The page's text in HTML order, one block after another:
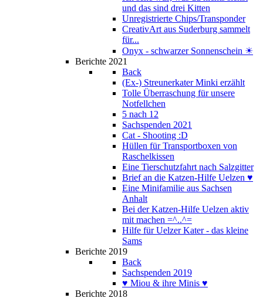
und das sind drei Kitten
Unregistrierte Chips/Transponder
CreativArt aus Suderburg sammelt
für...
Onyx - schwarzer Sonnenschein ☀
Berichte 2021
Back
(Ex-) Streunerkater Minki erzählt
Tolle Überraschung für unsere
Notfellchen
5 nach 12
Sachspenden 2021
Cat - Shooting :D
Hüllen für Transportboxen von
Raschelkissen
Eine Tierschutzfahrt nach Salzgitter
Brief an die Katzen-Hilfe Uelzen ♥
Eine Minifamilie aus Sachsen
Anhalt
Bei der Katzen-Hilfe Uelzen aktiv
mit machen =^..^=
Hilfe für Uelzer Kater - das kleine
Sams
Berichte 2019
Back
Sachspenden 2019
♥ Miou & ihre Minis ♥
Berichte 2018